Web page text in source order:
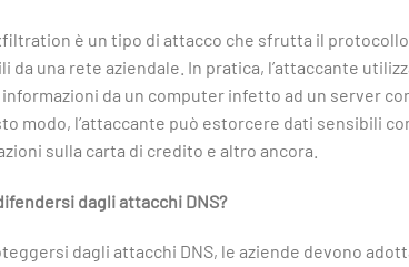
è un tipo di attacco che sfrutta il
da una rete aziendale. In pratica, l’attaccante
da un computer infetto ad un server
modo, l’attaccante può estorcere dati sensibili
sulla carta di credito e altro ancora.
dagli attacchi DNS?
dagli attacchi DNS, le aziende devono